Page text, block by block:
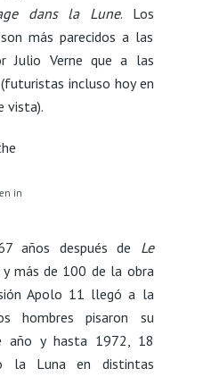
dans la Lune. Los
más parecidos a las
Julio Verne que a las
incluso hoy en
vista).
in
años después de Le
más de 100 de la obra
Apolo 11 llegó a la
hombres pisaron su
año y hasta 1972, 18
la Luna en distintas